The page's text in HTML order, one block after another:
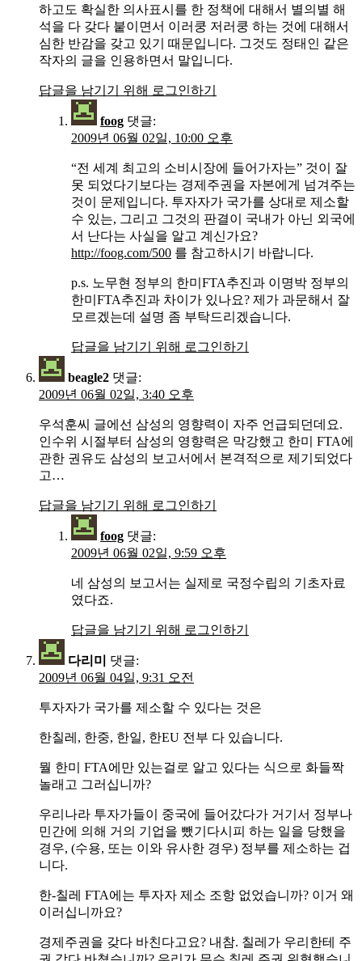
하고도 확실한 의사표시를 한 정책에 대해서 별의별 해
석을 다 갖다 붙이면서 이러쿵 저러쿵 하는 것에 대해서
심한 반감을 갖고 있기 때문입니다. 그것도 정태인 같은
작자의 글을 인용하면서 말입니다.
답글을 남기기 위해 로그인하기
foog 댓글:
2009년 06월 02일, 10:00 오후
“전 세계 최고의 소비시장에 들어가자는” 것이 잘
못 되었다기보다는 경제주권을 자본에게 넘겨주는
것이 문제입니다. 투자자가 국가를 상대로 제소할
수 있는, 그리고 그것의 판결이 국내가 아닌 외국에
서 난다는 사실을 알고 계신가요?
http://foog.com/500 를 참고하시기 바랍니다.
p.s. 노무현 정부의 한미FTA추진과 이명박 정부의
한미FTA추진과 차이가 있나요? 제가 과문해서 잘
모르겠는데 설명 좀 부탁드리겠습니다.
답글을 남기기 위해 로그인하기
beagle2 댓글:
2009년 06월 02일, 3:40 오후
우석훈씨 글에선 삼성의 영향력이 자주 언급되던데요.
인수위 시절부터 삼성의 영향력은 막강했고 한미 FTA에
관한 권유도 삼성의 보고서에서 본격적으로 제기되었다
고…
답글을 남기기 위해 로그인하기
foog 댓글:
2009년 06월 02일, 9:59 오후
네 삼성의 보고서는 실제로 국정수립의 기초자료
였다죠.
답글을 남기기 위해 로그인하기
다리미
댓글:
2009년 06월 04일, 9:31 오전
투자자가 국가를 제소할 수 있다는 것은
한칠레, 한중, 한일, 한EU 전부 다 있습니다.
뭘 한미 FTA에만 있는걸로 알고 있다는 식으로 화들짝
놀래고 그러십니까?
우리나라 투자가들이 중국에 들어갔다가 거기서 정부나
민간에 의해 거의 기업을 뺐기다시피 하는 일을 당했을
경우, (수용, 또는 이와 유사한 경우) 정부를 제소하는 겁
니다.
한-칠레 FTA에는 투자자 제소 조항 없었습니까? 이거 왜
이러십니까요?
경제주권을 갖다 바친다고요? 내참. 칠레가 우리한테 주